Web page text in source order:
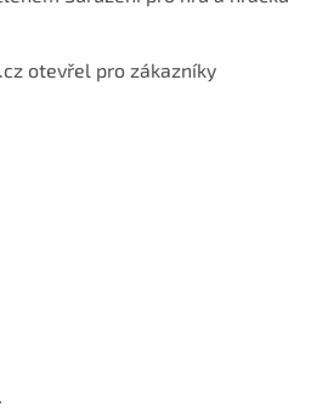
otevřel pro zákazníky